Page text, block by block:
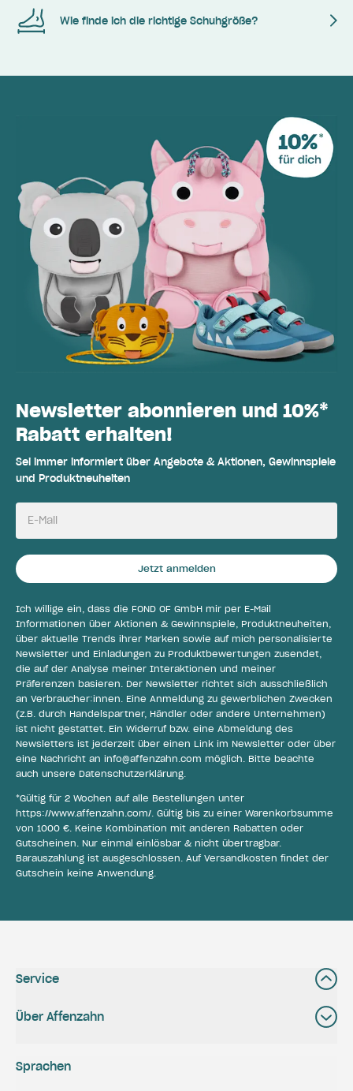
Wie finde ich die richtige Schuhgröße?
Newsletter abonnieren und 10%*
Rabatt erhalten!
Sei immer informiert über Angebote & Aktionen, Gewinnspiele
und Produktneuheiten
E-Mail
Jetzt anmelden
Ich willige ein, dass die FOND OF GmbH mir per E-Mail
Informationen über Aktionen & Gewinnspiele, Produktneuheiten,
über aktuelle Trends ihrer Marken sowie auf mich personalisierte
Newsletter und Einladungen zu Produktbewertungen zusendet,
die auf der Analyse meiner Interaktionen und meiner
Präferenzen basieren. Der Newsletter richtet sich ausschließlich
an Verbraucher:innen. Eine Anmeldung zu gewerblichen Zwecken
(z.B. durch Handelspartner, Händler oder andere Unternehmen)
ist nicht gestattet. Ein Widerruf bzw. eine Abmeldung des
Newsletters ist jederzeit über einen Link im Newsletter oder über
eine Nachricht an info@affenzahn.com möglich. Bitte beachte
auch unsere Datenschutzerklärung.
*Gültig für 2 Wochen auf alle Bestellungen unter
https://www.affenzahn.com/. Gültig bis zu einer Warenkorbsumme
von 1000 €. Keine Kombination mit anderen Rabatten oder
Gutscheinen. Nur einmal einlösbar & nicht übertragbar.
Barauszahlung ist ausgeschlossen. Auf Versandkosten findet der
Gutschein keine Anwendung.
Service
Über Affenzahn
Sprachen